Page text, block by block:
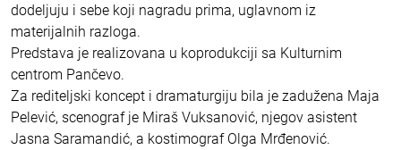
dodeljuju i sebe koji nagradu prima, uglavnom iz
materijalnih razloga.
Predstava je realizovana u koprodukciji sa Kulturnim
centrom Pančevo.
Za rediteljski koncept i dramaturgiju bila je zadužena Maja
Pelević, scenograf je Miraš Vuksanović, njegov asistent
Jasna Saramandić, a kostimograf Olga Mrđenović.